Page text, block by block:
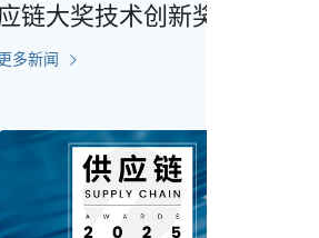
奖技术创新奖